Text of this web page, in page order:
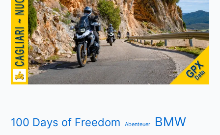
100 Days of Freedom Abenteuer BMW